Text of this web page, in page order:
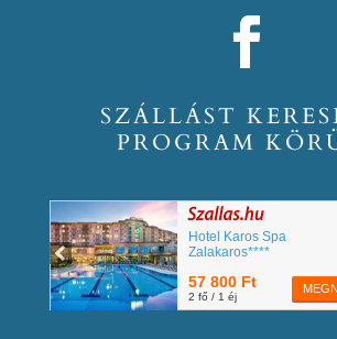
SZÁLLÁST
PROGRAM